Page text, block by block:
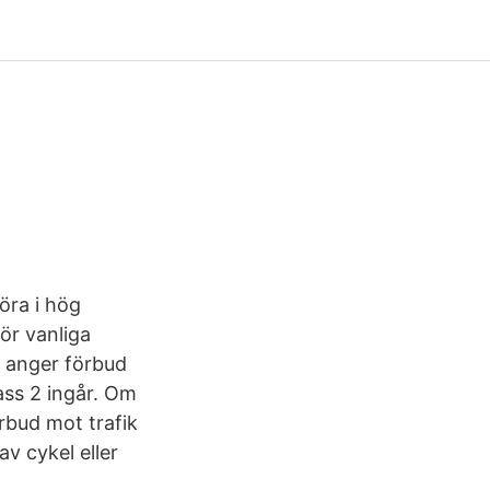
i hög
vanliga
förbud
2 ingår. Om
mot trafik
cykel eller